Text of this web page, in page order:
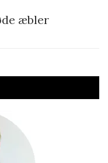
æbler